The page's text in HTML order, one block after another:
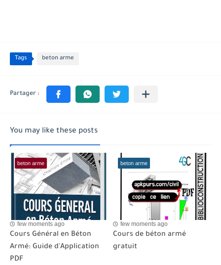
Tags beton arme
You may like these posts
beton arme
few moments ago
Cours Général en Béton
Armé: Guide d'Application
PDF
beton arme
few moments ago
Cours de béton armé
gratuit